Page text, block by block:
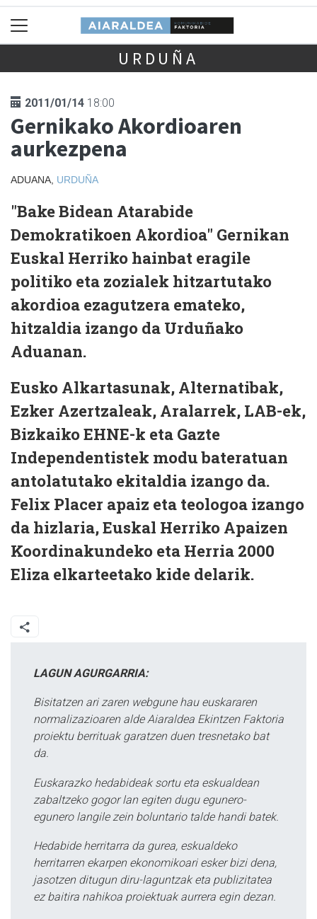
URDUÑA
2011/01/14 18:00
Gernikako Akordioaren
aurkezpena
ADUANA, URDUÑA
"Bake Bidean Atarabide
Demokratikoen Akordioa" Gernikan
Euskal Herriko hainbat eragile
politiko eta zozialek hitzartutako
akordioa ezagutzera emateko,
hitzaldia izango da Urduñako
Aduanan.
Eusko Alkartasunak, Alternatibak,
Ezker Azertzaleak, Aralarrek, LAB-ek,
Bizkaiko EHNE-k eta Gazte
Independentistek modu bateratuan
antolatutako ekitaldia izango da.
Felix Placer apaiz eta teologoa izango
da hizlaria, Euskal Herriko Apaizen
Koordinakundeko eta Herria 2000
Eliza elkarteetako kide delarik.
LAGUN AGURGARRIA:
Bisitatzen ari zaren webgune hau euskararen
normalizazioaren alde Aiaraldea Ekintzen Faktoria
proiektu berrituak garatzen duen tresnetako bat
da.
Euskarazko hedabideak sortu eta eskualdean
zabaltzeko gogor lan egiten dugu egunero-
egunero langile zein boluntario talde handi batek.
Hedabide herritarra da gurea, eskualdeko
herritarren ekarpen ekonomikoari esker bizi dena,
jasotzen ditugun diru-laguntzak eta publizitatea
ez baitira nahikoa proiektuak aurrera egin dezan.